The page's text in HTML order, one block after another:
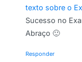
texto sobre o
Sucesso no
Abraço 🙂
Responder